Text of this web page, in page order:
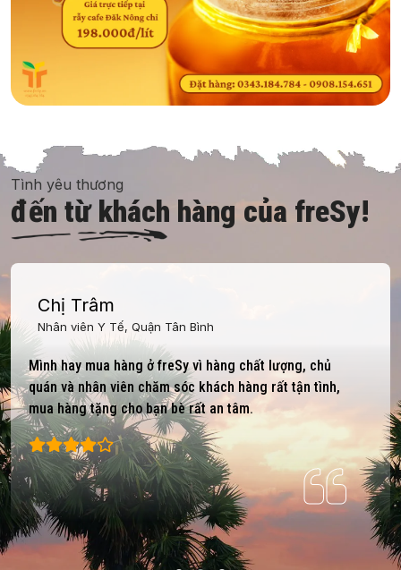
Tình yêu thương
đến từ khách hàng của freSy!
Chị Trâm
Nhân viên Y Tế, Quận Tân Bình
Mình hay mua hàng ở freSy vì hàng chất lượng, chủ
quán và nhân viên chăm sóc khách hàng rất tận tình,
mua hàng tặng cho bạn bè rất an tâm.